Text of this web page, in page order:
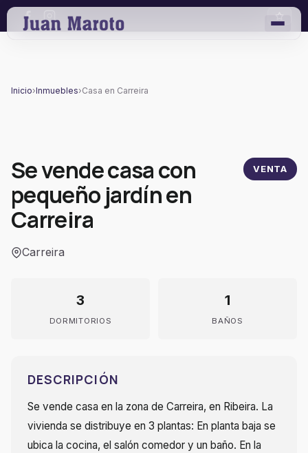
Inicio›Inmuebles›Casa en Carreira
Se vende casa con
pequeño jardín en
Carreira
VENTA
Carreira
3
DORMITORIOS
1
BAÑOS
DESCRIPCIÓN
Se vende casa en la zona de Carreira, en Ribeira. La
vivienda se distribuye en 3 plantas: En planta baja se
ubica la cocina, el salón comedor y un baño. En la